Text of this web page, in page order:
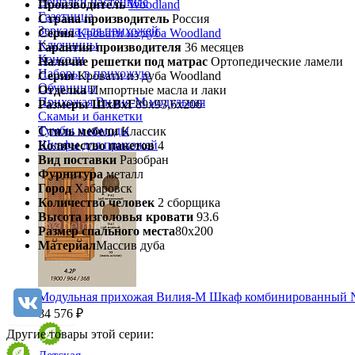
Газетница
Зеркала для прихожей
Ключницы
Консоли
Наборы в прихожую
Обувницы
Прихожая Вилия-М модульная
Скамьи и банкетки
Тумбы и комоды
Шкафы для прихожей
Модульная прихожая Вилия-М Шкаф комбинированный
84 576 ₽
Производитель Woodland
Страна производитель Россия
Серия Кровати из дуба Woodland
Гарантия производителя 36 месяцев
Наличие решетки под матрас Ортопедические ламели
Серия Кровати из дуба Woodland
Отделка Импортные масла и лаки
Размеры ШхВхГ89х93,6х206
Стиль мебели Классик
Количество пакетов 4
Вид поставки Разобран
Фурнитура металл
Город Хабаровск
Количество человек 2 сборщика
Высота изголовья кровати 93.6
Размер спального места80х200
МатериалМассив дуба
Другие товары этой серии: